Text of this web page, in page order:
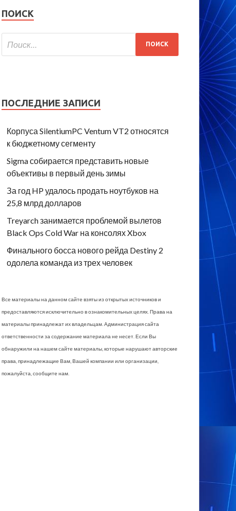
ПОИСК
ПОСЛЕДНИЕ ЗАПИСИ
Корпуса SilentiumPC Ventum VT2 относятся
к бюджетному сегменту
Sigma собирается представить новые
объективы в первый день зимы
За год HP удалось продать ноутбуков на
25,8 млрд долларов
Treyarch занимается проблемой вылетов
Black Ops Cold War на консолях Xbox
Финального босса нового рейда Destiny 2
одолела команда из трех человек
Все материалы на данном сайте взяты из открытых источников и
предоставляются исключительно в ознакомительных целях. Права на
материалы принадлежат их владельцам. Администрация сайта
ответственности за содержание материала не несет. Если Вы
обнаружили на нашем сайте материалы, которые нарушают авторские
права, принадлежащие Вам, Вашей компании или организации,
пожалуйста, сообщите нам.